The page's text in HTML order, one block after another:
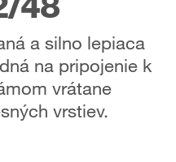
a silno lepiaca
na pripojenie k
vrátane
vrstiev.